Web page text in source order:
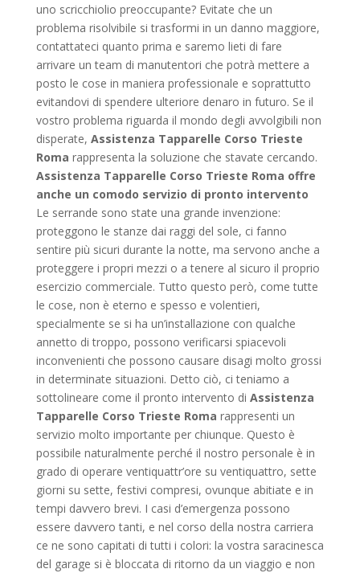
uno scricchiolio preoccupante? Evitate che un
problema risolvibile si trasformi in un danno maggiore,
contattateci quanto prima e saremo lieti di fare
arrivare un team di manutentori che potrà mettere a
posto le cose in maniera professionale e soprattutto
evitandovi di spendere ulteriore denaro in futuro. Se il
vostro problema riguarda il mondo degli avvolgibili non
disperate, Assistenza Tapparelle Corso Trieste
Roma rappresenta la soluzione che stavate cercando.
Assistenza Tapparelle Corso Trieste Roma offre
anche un comodo servizio di pronto intervento
Le serrande sono state una grande invenzione:
proteggono le stanze dai raggi del sole, ci fanno
sentire più sicuri durante la notte, ma servono anche a
proteggere i propri mezzi o a tenere al sicuro il proprio
esercizio commerciale. Tutto questo però, come tutte
le cose, non è eterno e spesso e volentieri,
specialmente se si ha un’installazione con qualche
annetto di troppo, possono verificarsi spiacevoli
inconvenienti che possono causare disagi molto grossi
in determinate situazioni. Detto ciò, ci teniamo a
sottolineare come il pronto intervento di Assistenza
Tapparelle Corso Trieste Roma rappresenti un
servizio molto importante per chiunque. Questo è
possibile naturalmente perché il nostro personale è in
grado di operare ventiquattr’ore su ventiquattro, sette
giorni su sette, festivi compresi, ovunque abitiate e in
tempi davvero brevi. I casi d’emergenza possono
essere davvero tanti, e nel corso della nostra carriera
ce ne sono capitati di tutti i colori: la vostra saracinesca
del garage si è bloccata di ritorno da un viaggio e non